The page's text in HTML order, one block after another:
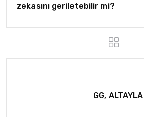
zekasını geriletebilir mi?
GG,